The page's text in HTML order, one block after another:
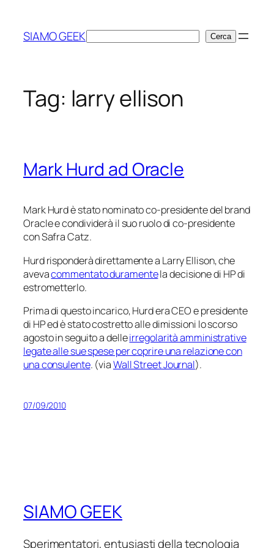
contenuto
SIAMO GEEKCerca Cerca
Tag: larry ellison
Mark Hurd ad Oracle
Mark Hurd è stato nominato co-presidente del brand
Oracle e condividerà il suo ruolo di co-presidente
con Safra Catz.
Hurd risponderà direttamente a Larry Ellison, che
avevacommentato duramentela decisione di HP di
estrometterlo.
Prima di questo incarico, Hurd era CEO e presidente
di HP ed è stato costretto alle dimissioni lo scorso
agosto in seguito a delleirregolarità amministrative
legate alle sue spese per coprire una relazione con
una consulente. (viaWall Street Journal).
07/09/2010
SIAMO GEEK
Sperimentatori, entusiasti della tecnologia